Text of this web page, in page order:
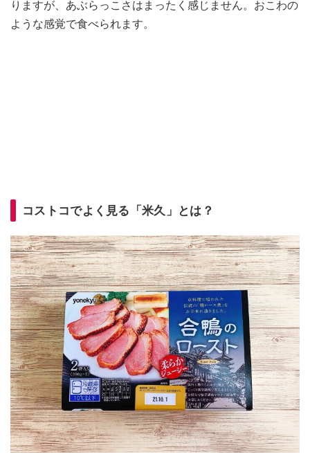
りますが、あぶらっこさはまったく感じません。おこわの
ような感覚で食べられます。
コストコでよく見る「米久」とは？